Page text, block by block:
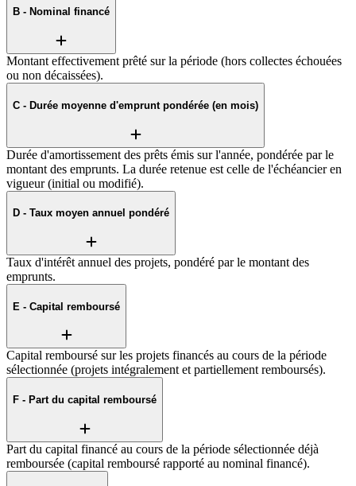
B - Nominal financé
Montant effectivement prêté sur la période (hors collectes échouées
ou non décaissées).
C - Durée moyenne d'emprunt pondérée (en mois)
Durée d'amortissement des prêts émis sur l'année, pondérée par le
montant des emprunts. La durée retenue est celle de l'échéancier en
vigueur (initial ou modifié).
D - Taux moyen annuel pondéré
Taux d'intérêt annuel des projets, pondéré par le montant des
emprunts.
E - Capital remboursé
Capital remboursé sur les projets financés au cours de la période
sélectionnée (projets intégralement et partiellement remboursés).
F - Part du capital remboursé
Part du capital financé au cours de la période sélectionnée déjà
remboursée (capital remboursé rapporté au nominal financé).